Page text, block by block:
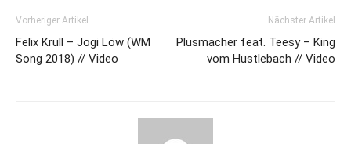
Vorheriger Artikel
Felix Krull – Jogi Löw (WM
Song 2018) // Video
Nächster Artikel
Plusmacher feat. Teesy – King
vom Hustlebach // Video